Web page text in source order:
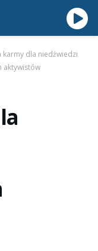
karmy dla niedźwiedzi
aktywistów